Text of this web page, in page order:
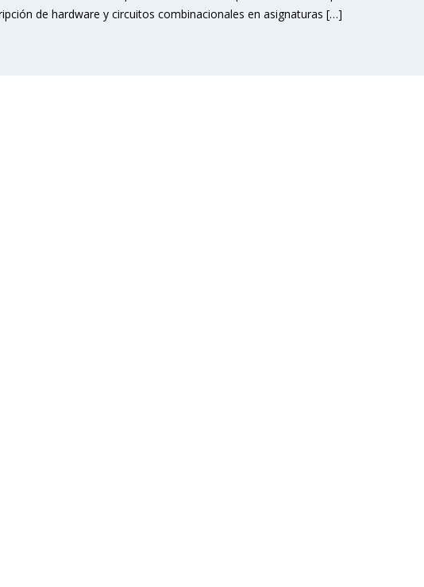
de hardware y circuitos combinacionales en asignaturas […]